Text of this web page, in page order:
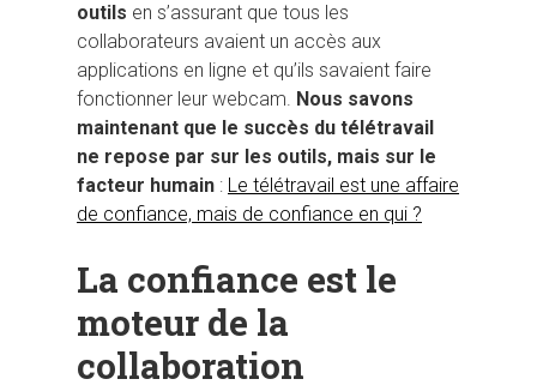
Hit enter to search or ESC to close
outils en s’assurant que tous les
collaborateurs avaient un accès aux
applications en ligne et qu’ils savaient faire
fonctionner leur webcam. Nous savons
maintenant que le succès du télétravail
ne repose par sur les outils, mais sur le
facteur humain : Le télétravail est une affaire
de confiance, mais de confiance en qui ?
La confiance est le
moteur de la
collaboration